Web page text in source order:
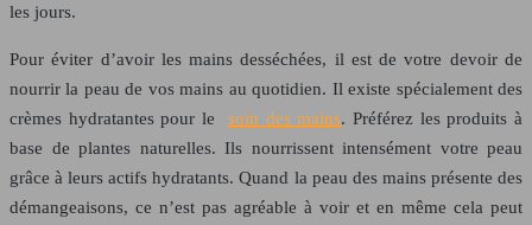
les jours.
Pour éviter d’avoir les mains desséchées, il est de votre devoir de
nourrir la peau de vos mains au quotidien. Il existe spécialement des
crèmes hydratantes pour lesoin des mains. Préférez les produits à
base de plantes naturelles. Ils nourrissent intensément votre peau
grâce à leurs actifs hydratants. Quand la peau des mains présente des
démangeaisons, ce n’est pas agréable à voir et en même cela peut